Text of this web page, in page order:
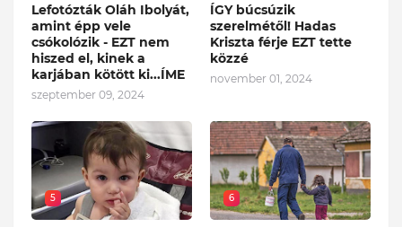
Lefotózták Oláh Ibolyát,
amint épp vele
csókolózik - EZT nem
hiszed el, kinek a
karjában kötött ki...ÍME
szeptember 09, 2024
ÍGY búcsúzik
szerelmétől! Hadas
Kriszta férje EZT tette
közzé
november 01, 2024
5 6